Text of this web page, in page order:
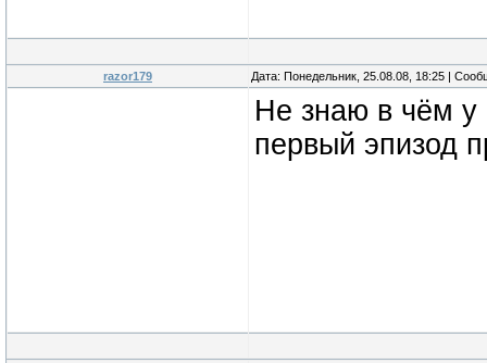
razor179 Дата: Понедельник, 25.08.08, 18:25 |
Не знаю в чём у
первый эпизод